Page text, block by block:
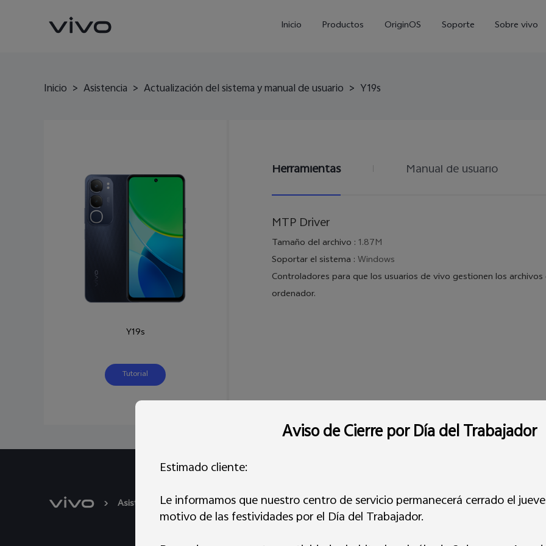
Inicio Productos OriginOS Soporte Sobre vivo
X300 Pro
Inicio > Asistencia > Actualización del sistema y manual de usuario > Y19s
Y19s
Tutorial
Herramientas Manual de usuario
MTP Driver
Tamaño del archivo : 1.87M
Soportar el sistema : Windows
Controladores para que los usuarios de vivo gestionen los
ordenador.
Asistencia Actualización del sistema y manual de usuario Y19s
Aviso de Cierre por Día del Trabajador
Estimado cliente:
Le informamos que nuestro centro de servicio permanecerá cerrado el
motivo de las festividades por el Día del Trabajador.